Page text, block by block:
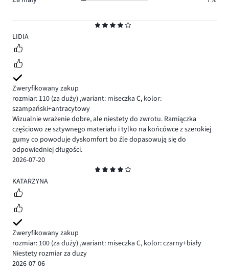
4LIDIA
Zweryfikowany zakup
rozmiar: 110 (za duży) ,wariant: miseczka C, kolor:
szampański+antracytowy
Wizualnie wrażenie dobre, ale niestety do zwrotu. Ramiączka
częściowo ze sztywnego materiału i tylko na końcówce z szerokiej
gumy co powoduje dyskomfort bo źle dopasowują się do
odpowiedniej długości.
2026-07-20
4
KATARZYNA
Zweryfikowany zakup
rozmiar: 100 (za duży) ,wariant: miseczka C, kolor: czarny+biały
Niestety rozmiar za duzy
2026-07-06